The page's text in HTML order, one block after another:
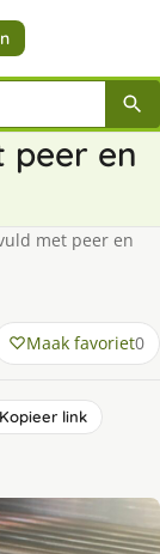
peer en
met peer en
Maak favoriet0
Kopieer link